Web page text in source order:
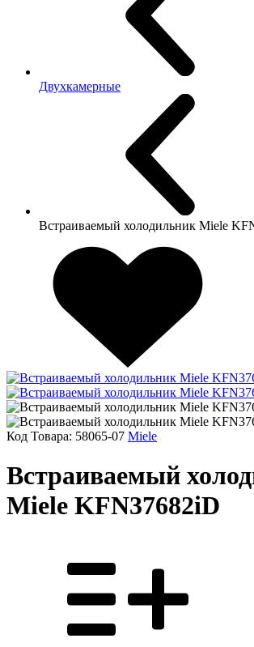
Двухкамерные
Встраиваемый холодильник Miele
Код Товара: 58065-07 Miele
Встраиваемый
Miele KFN37682iD